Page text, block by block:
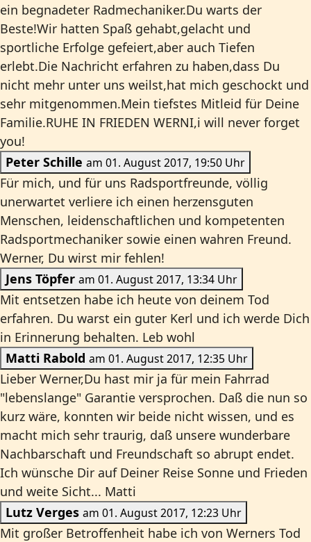
ein begnadeter Radmechaniker.Du warts der
Beste!Wir hatten Spaß gehabt,gelacht und
sportliche Erfolge gefeiert,aber auch Tiefen
erlebt.Die Nachricht erfahren zu haben,dass Du
nicht mehr unter uns weilst,hat mich geschockt und
sehr mitgenommen.Mein tiefstes Mitleid für Deine
Familie.RUHE IN FRIEDEN WERNI,i will never forget
you!
Peter Schille
am 01. August 2017, 19:50 Uhr
Für mich, und für uns Radsportfreunde, völlig
unerwartet verliere ich einen herzensguten
Menschen, leidenschaftlichen und kompetenten
Radsportmechaniker sowie einen wahren Freund.
Werner, Du wirst mir fehlen!
Jens Töpfer
am 01. August 2017, 13:34 Uhr
Mit entsetzen habe ich heute von deinem Tod
erfahren. Du warst ein guter Kerl und ich werde Dich
in Erinnerung behalten. Leb wohl
Matti Rabold
am 01. August 2017, 12:35 Uhr
Lieber Werner,Du hast mir ja für mein Fahrrad
"lebenslange" Garantie versprochen. Daß die nun so
kurz wäre, konnten wir beide nicht wissen, und es
macht mich sehr traurig, daß unsere wunderbare
Nachbarschaft und Freundschaft so abrupt endet.
Ich wünsche Dir auf Deiner Reise Sonne und Frieden
und weite Sicht... Matti
Lutz Verges
am 01. August 2017, 12:23 Uhr
Mit großer Betroffenheit habe ich von Werners Tod